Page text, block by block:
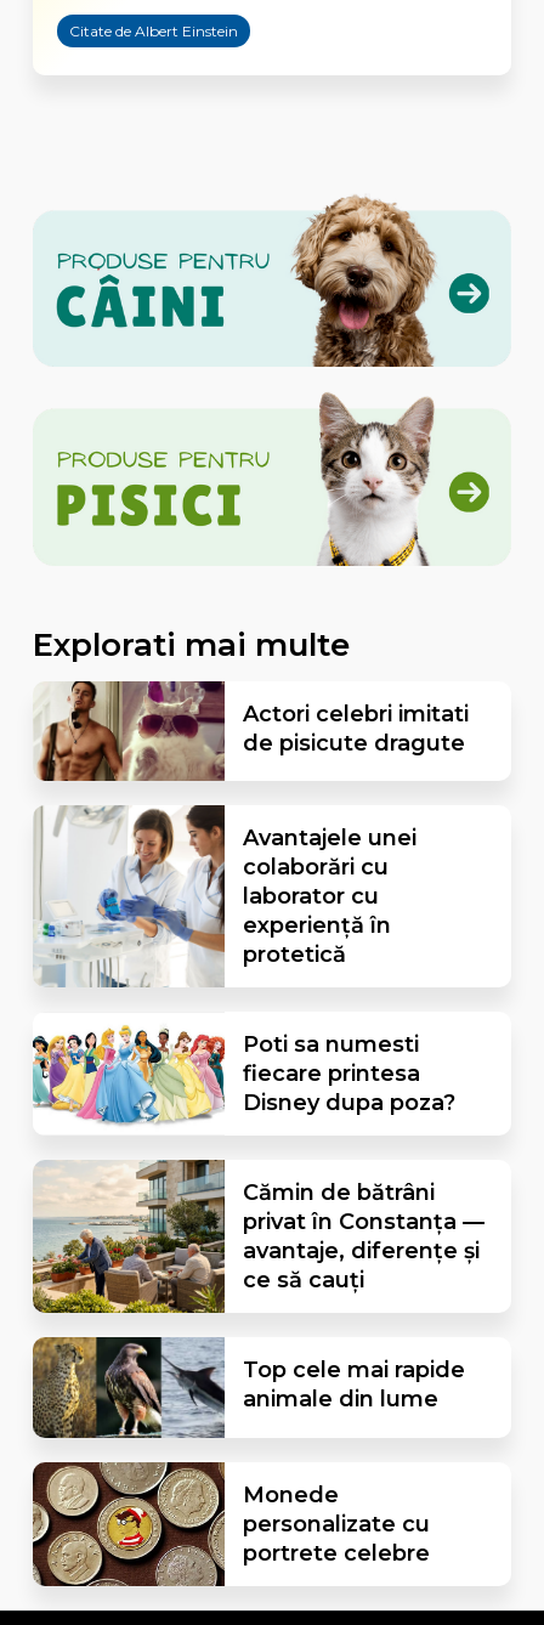
Citate de Albert Einstein
Explorati mai multe
Actori celebri imitati
de pisicute dragute
Avantajele unei
colaborări cu
laborator cu
experiență în
protetică
Poti sa numesti
fiecare printesa
Disney dupa poza?
Cămin de bătrâni
privat în Constanța —
avantaje, diferențe și
ce să cauți
Top cele mai rapide
animale din lume
Monede
personalizate cu
portrete celebre